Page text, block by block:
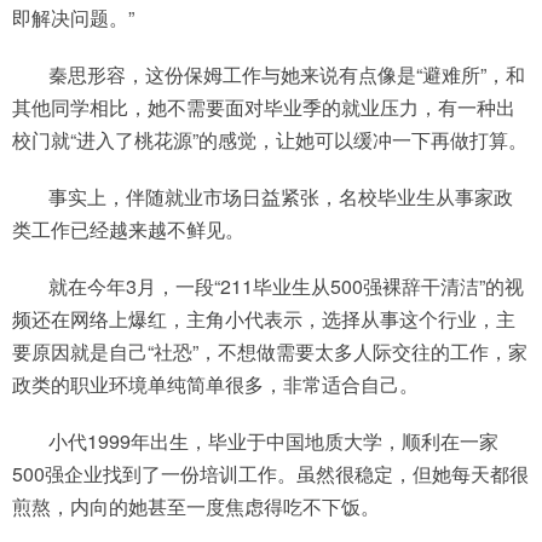
即解决问题。”
秦思形容，这份保姆工作与她来说有点像是“避难所”，和
其他同学相比，她不需要面对毕业季的就业压力，有一种出
校门就“进入了桃花源”的感觉，让她可以缓冲一下再做打算。
事实上，伴随就业市场日益紧张，名校毕业生从事家政
类工作已经越来越不鲜见。
就在今年3月，一段“211毕业生从500强裸辞干清洁”的视
频还在网络上爆红，主角小代表示，选择从事这个行业，主
要原因就是自己“社恐”，不想做需要太多人际交往的工作，家
政类的职业环境单纯简单很多，非常适合自己。
小代1999年出生，毕业于中国地质大学，顺利在一家
500强企业找到了一份培训工作。虽然很稳定，但她每天都很
煎熬，内向的她甚至一度焦虑得吃不下饭。